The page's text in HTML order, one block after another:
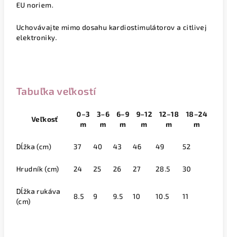
EU noriem.
Uchovávajte mimo dosahu kardiostimulátorov a citlivej
elektroniky.
Tabuľka veľkostí
Veľkosť
0–3
m
3–6
m
6–9
m
9–12
m
12–18
m
18–24
m
Dĺžka (cm) 37 40 43 46 49 52
Hrudník (cm) 24 25 26 27 28.5 30
Dĺžka rukáva
(cm)
8.5 9 9.5 10 10.5 11